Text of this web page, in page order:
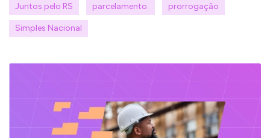
Juntos pelo RS parcelamento. prorrogação
Simples Nacional